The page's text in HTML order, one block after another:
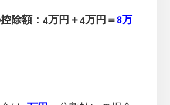
除額：4万円＋4万円＝ 8万